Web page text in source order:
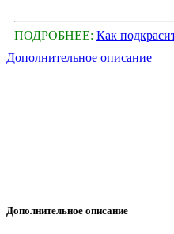
ПОДРОБНЕЕ: Как
Дополнительное описание
Дополнительное описание